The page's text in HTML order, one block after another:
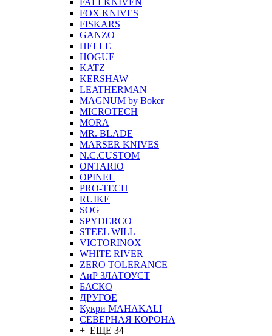
FALLKNIVEN
FOX KNIVES
FISKARS
GANZO
HELLE
HOGUE
KATZ
KERSHAW
LEATHERMAN
MAGNUM by Boker
MICROTECH
MORA
MR. BLADE
MARSER KNIVES
N.C.CUSTOM
ONTARIO
OPINEL
PRO-TECH
RUIKE
SOG
SPYDERCO
STEEL WILL
VICTORINOX
WHITE RIVER
ZERO TOLERANCE
АиР ЗЛАТОУСТ
БАСКО
ДРУГОЕ
Кукри MAHAKALI
СЕВЕРНАЯ КОРОНА
+ ЕЩЕ 34